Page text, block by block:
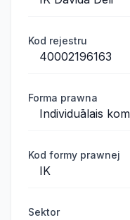
Kod rejestru
40002196163
Forma prawna
Individuālais
Kod formy prawnej
IK
Sektor